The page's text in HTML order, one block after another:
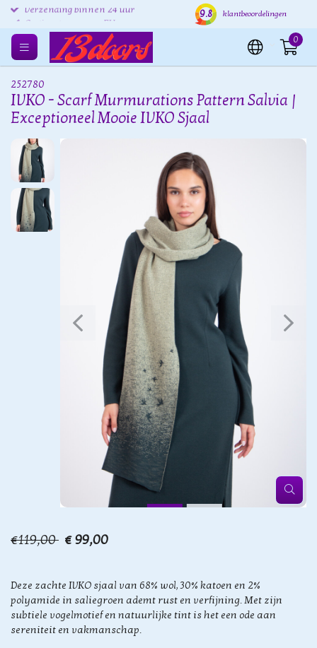
Verzending binnen 24 uur Gratis verzenden EU
9.8 klantbeoordelingen
0
252780
IVKO - Scarf Murmurations Pattern Salvia |
Exceptioneel Mooie IVKO Sjaal
€119,00 € 99,00
Deze zachte IVKO sjaal van 68% wol, 30% katoen en 2%
polyamide in saliegroen ademt rust en verfijning. Met zijn
subtiele vogelmotief en natuurlijke tint is het een ode aan
sereniteit en vakmanschap.